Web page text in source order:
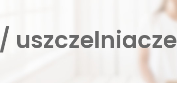
uszczelniacze